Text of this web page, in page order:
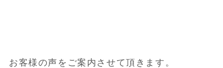
お客様の声をご案内させて頂きます。